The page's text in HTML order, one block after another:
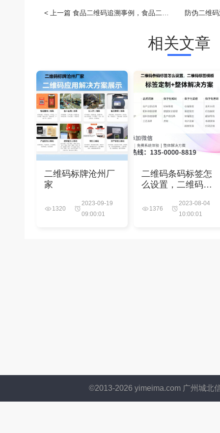
< 上一篇 食品二维码追溯事例，食品二维码追溯码查询
相关文章
二维码标牌沧州厂
家
1320
2023-09-19
09:00:01
二维码条码标签怎
么设置，二维码标
1376
2023-08-04
10:00:01
©2013-2026 yimeima.com 广州城北